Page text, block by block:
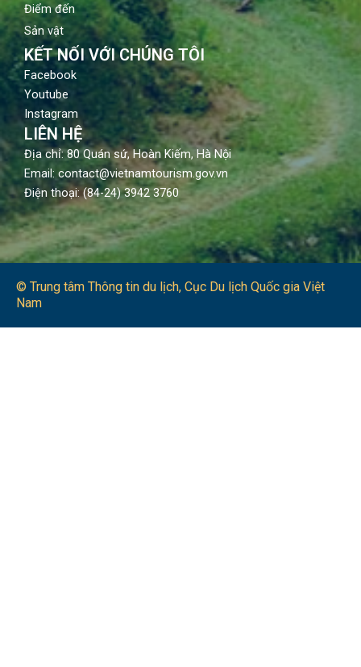
Điểm đến
Sản vật
KẾT NỐI VỚI CHÚNG TÔI
Facebook
Youtube
Instagram
LIÊN HỆ
Địa chỉ: 80 Quán sứ, Hoàn Kiếm, Hà Nội
Email: contact@vietnamtourism.gov.vn
Điện thoại: (84-24) 3942 3760
© Trung tâm Thông tin du lịch​, Cục Du lịch Quốc gia Việt
Nam